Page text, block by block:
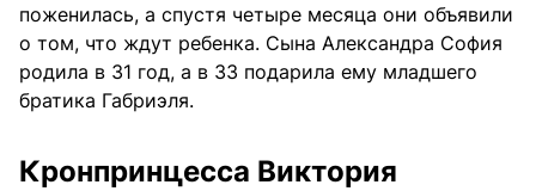
поженилась, а спустя четыре месяца они объявили
о том, что ждут ребенка. Сына Александра София
родила в 31 год, а в 33 подарила ему младшего
братика Габриэля.
Кронпринцесса Виктория